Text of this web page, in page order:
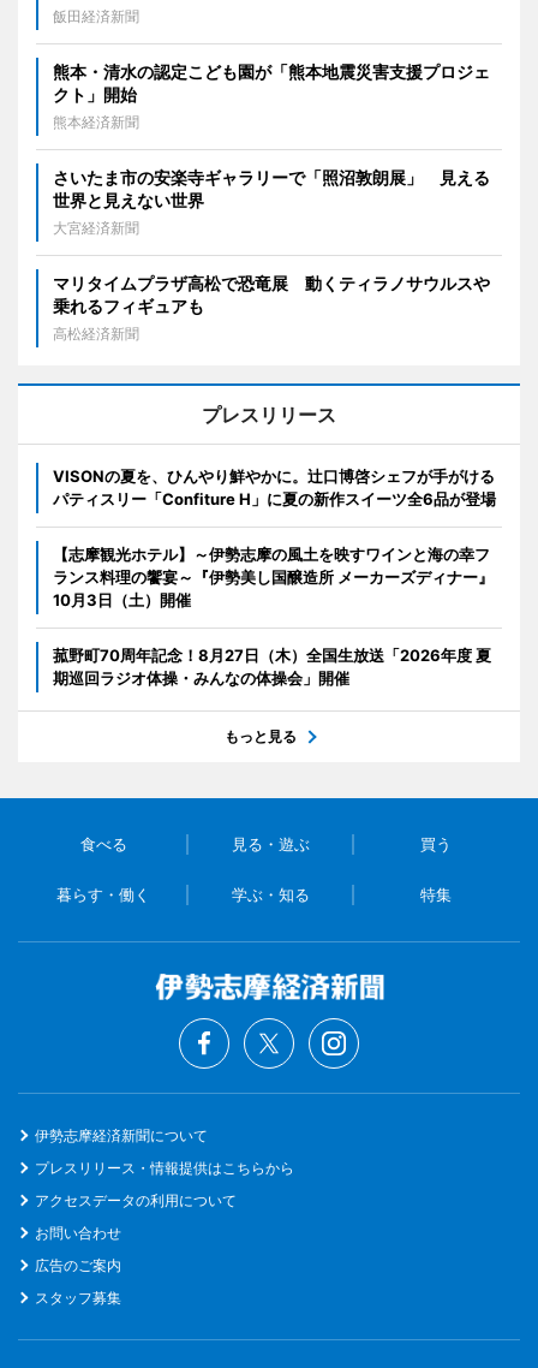
飯田経済新聞
熊本・清水の認定こども園が「熊本地震災害支援プロジェ
クト」開始
熊本経済新聞
さいたま市の安楽寺ギャラリーで「照沼敦朗展」 見える
世界と見えない世界
大宮経済新聞
マリタイムプラザ高松で恐竜展 動くティラノサウルスや
乗れるフィギュアも
高松経済新聞
プレスリリース
VISONの夏を、ひんやり鮮やかに。辻口博啓シェフが手がける
パティスリー「Confiture H」に夏の新作スイーツ全6品が登場
【志摩観光ホテル】～伊勢志摩の風土を映すワインと海の幸フ
ランス料理の饗宴～『伊勢美し国醸造所 メーカーズディナー』
10月3日（土）開催
菰野町70周年記念！8月27日（木）全国生放送「2026年度 夏
期巡回ラジオ体操・みんなの体操会」開催
もっと見る
食べる 見る・遊ぶ 買う
暮らす・働く 学ぶ・知る 特集
伊勢志摩経済新聞について
プレスリリース・情報提供はこちらから
アクセスデータの利用について
お問い合わせ
広告のご案内
スタッフ募集